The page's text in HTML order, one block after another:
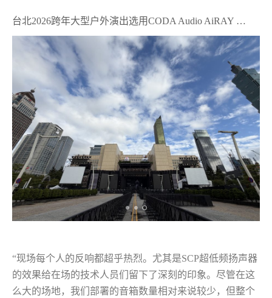
台北2026跨年大型户外演出选用CODA Audio AiRAY …
“现场每个人的反响都超乎热烈。尤其是SCP超低频扬声器
的效果给在场的技术人员们留下了深刻的印象。尽管在这
么大的场地，我们部署的音箱数量相对来说较少，但整个